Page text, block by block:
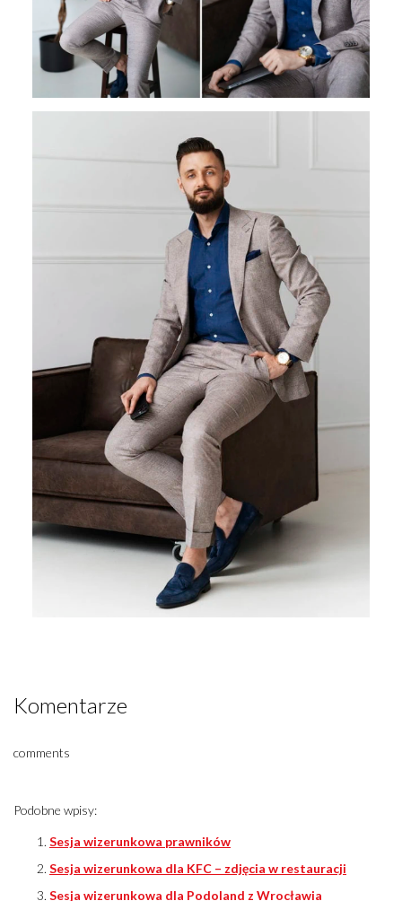
Komentarze
comments
Podobne wpisy:
Sesja wizerunkowa prawników
Sesja wizerunkowa dla KFC – zdjęcia w restauracji
Sesja wizerunkowa dla Podoland z Wrocławia